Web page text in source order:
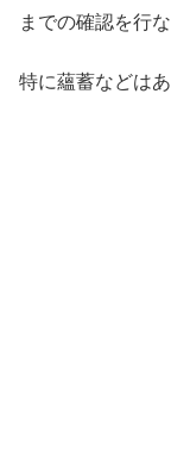
までの確認を行
特に蘊蓄などは